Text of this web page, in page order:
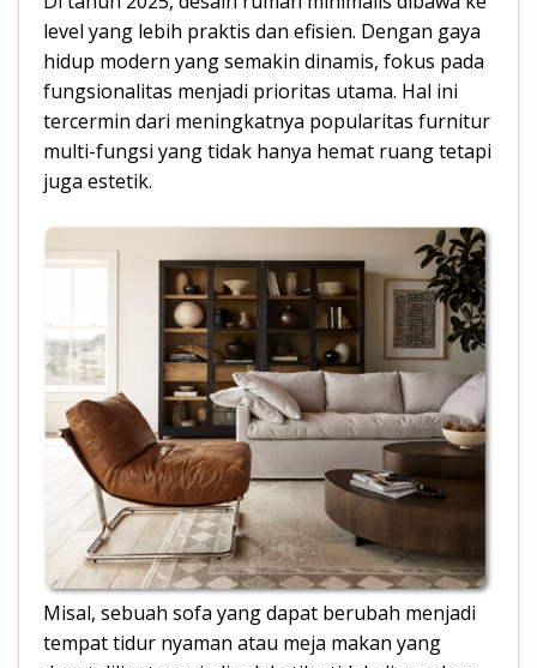
level yang lebih praktis dan efisien. Dengan gaya
hidup modern yang semakin dinamis, fokus pada
fungsionalitas menjadi prioritas utama. Hal ini
tercermin dari meningkatnya popularitas furnitur
multi-fungsi yang tidak hanya hemat ruang tetapi
juga estetik.
Misal, sebuah sofa yang dapat berubah menjadi
tempat tidur nyaman atau meja makan yang